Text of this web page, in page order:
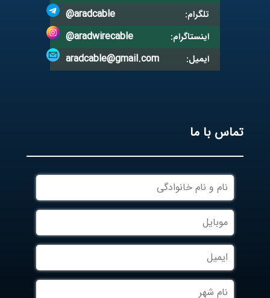
تلگرام: @aradcable
اینستاگرام: @aradwirecable
ایمیل: aradcable@gmail.com
تماس با ما